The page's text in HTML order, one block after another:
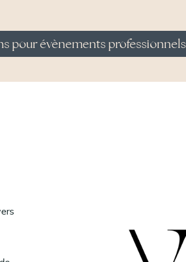
pour évènements professionnels